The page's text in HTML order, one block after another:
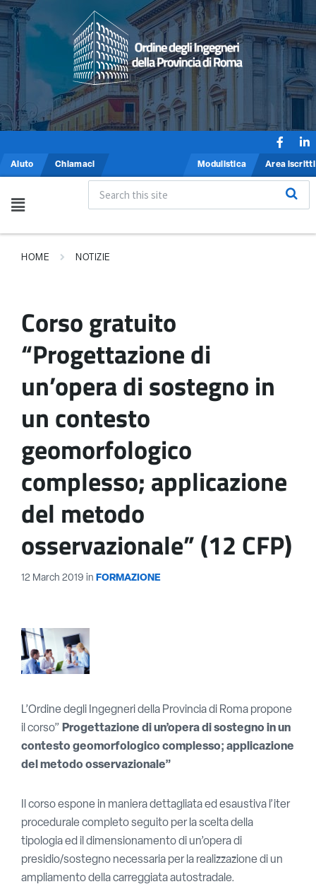
Aiuto Chiamaci Modulistica Area iscritti
HOME NOTIZIE
Corso gratuito
“Progettazione di
un’opera di sostegno in
un contesto
geomorfologico
complesso; applicazione
del metodo
osservazionale” (12 CFP)
12 March 2019 in FORMAZIONE
L’Ordine degli Ingegneri della Provincia di Roma propone
il corso” Progettazione di un’opera di sostegno in un
contesto geomorfologico complesso; applicazione
del metodo osservazionale”
Il corso espone in maniera dettagliata ed esaustiva l’iter
procedurale completo seguito per la scelta della
tipologia ed il dimensionamento di un’opera di
presidio/sostegno necessaria per la realizzazione di un
ampliamento della carreggiata autostradale.